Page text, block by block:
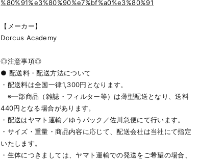
%80%91%e3%80%90%e7%bf%a0%e3%80%91
【メーカー】
Dorcus Academy
◎注意事項◎
● 配送料・配送方法について
・配送料は全国一律1,300円となります。
※一部商品（雑誌・フィルター等）は薄型配送となり、送料
440円となる場合があります。
・配送はヤマト運輸／ゆうパック／佐川急便にて行います。
・サイズ・重量・商品内容に応じて、配送会社は当社にて指定
いたします。
・生体につきましては、ヤマト運輸での発送をご希望の場合、